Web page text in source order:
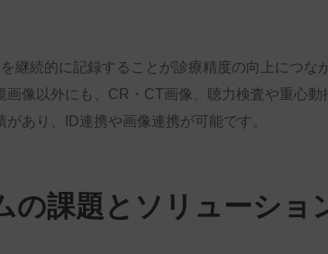
継続的に記録することが診療精度の向上につな
像以外にも、CR・CT画像、聴力検査や重心動
あり、ID連携や画像連携が可能です。
の課題とソリューショ